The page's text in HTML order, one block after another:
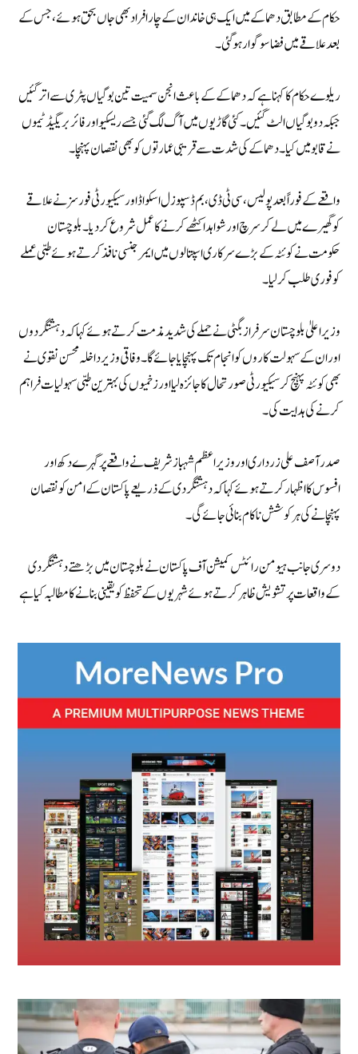
حکام کے مطابق دھماکے میں ایک ہی خاندان کے چار افراد بھی جاں بحق ہوئے، جس کے
بعد علاقے میں فضا سوگوار ہوگئی۔
ریلوے حکام کا کہنا ہے کہ دھماکے کے باعث انجن سمیت تین بوگیاں پٹری سے اتر گئیں
جبکہ دو بوگیاں الٹ گئیں۔ کئی گاڑیوں میں آگ لگ گئی جسے ریسکیو اور فائر بریگیڈ ٹیموں
نے قابو میں کیا۔ دھماکے کی شدت سے قریبی عمارتوں کو بھی نقصان پہنچا۔
واقعے کے فوراً بعد پولیس، سی ٹی ڈی، بم ڈسپوزل اسکواڈ اور سیکیورٹی فورسز نے علاقے
کو گھیرے میں لے کر سرچ اور شواہد اکٹھے کرنے کا عمل شروع کر دیا۔ بلوچستان
حکومت نے کوئٹہ کے بڑے سرکاری اسپتالوں میں ایمرجنسی نافذ کرتے ہوئے طبی عملے
کو فوری طلب کر لیا۔
وزیراعلیٰ بلوچستان سرفراز بگٹی نے حملے کی شدید مذمت کرتے ہوئے کہا کہ دہشتگردوں
اور ان کے سہولت کاروں کو انجام تک پہنچایا جائے گا۔ وفاقی وزیر داخلہ محسن نقوی نے
بھی کوئٹہ پہنچ کر سیکیورٹی صورتحال کا جائزہ لیا اور زخمیوں کی بہترین طبی سہولیات فراہم
کرنے کی ہدایت کی۔
صدر آصف علی زرداری اور وزیراعظم شہباز شریف نے واقعے پر گہرے دکھ اور
افسوس کا اظہار کرتے ہوئے کہا کہ دہشتگردی کے ذریعے پاکستان کے امن کو نقصان
پہنچانے کی ہر کوشش ناکام بنائی جائے گی۔
دوسری جانب ہیومن رائٹس کمیشن آف پاکستان نے بلوچستان میں بڑھتے دہشتگردی
کے واقعات پر تشویش ظاہر کرتے ہوئے شہریوں کے تحفظ کو یقینی بنانے کا مطالبہ کیا ہے